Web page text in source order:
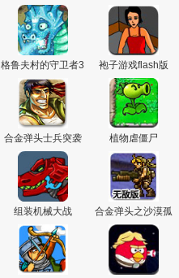
中文无敌版
格鲁夫村的守卫者3
无敌版
袍子游戏flash版
合金弹头士兵突袭 植物虐僵尸
组装机械大战
合金弹头之沙漠孤
城无敌版